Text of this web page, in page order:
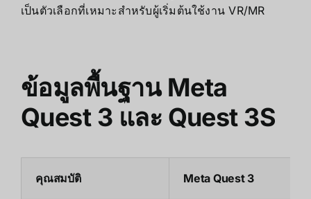
เป็นตัวเลือกที่เหมาะสำหรับผู้เริ่มต้นใช้งาน VR/MR
ข้อมูลพื้นฐาน Meta
Quest 3 และ Quest 3S
คุณสมบัติ Meta Quest 3